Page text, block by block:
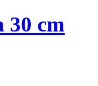
30 cm